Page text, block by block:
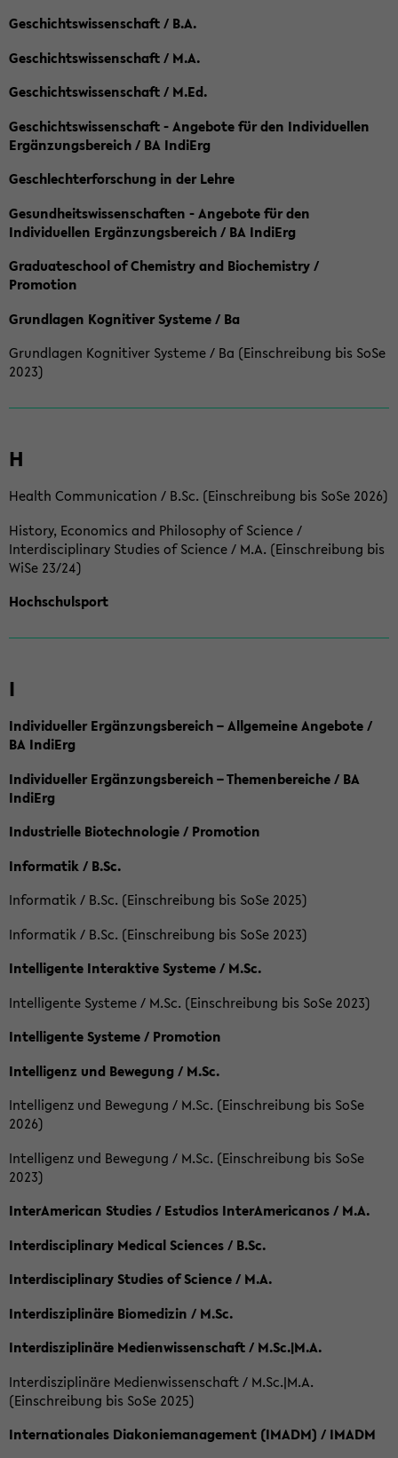
Geschichtswissenschaft / B.A.
Geschichtswissenschaft / M.A.
Geschichtswissenschaft / M.Ed.
Geschichtswissenschaft - Angebote für den Individuellen
Ergänzungsbereich / BA IndiErg
Geschlechterforschung in der Lehre
Gesundheitswissenschaften - Angebote für den
Individuellen Ergänzungsbereich / BA IndiErg
Graduateschool of Chemistry and Biochemistry /
Promotion
Grundlagen Kognitiver Systeme / Ba
Grundlagen Kognitiver Systeme / Ba (Einschreibung bis SoSe
2023)
H
Health Communication / B.Sc. (Einschreibung bis SoSe 2026)
History, Economics and Philosophy of Science /
Interdisciplinary Studies of Science / M.A. (Einschreibung bis
WiSe 23/24)
Hochschulsport
I
Individueller Ergänzungsbereich – Allgemeine Angebote /
BA IndiErg
Individueller Ergänzungsbereich – Themenbereiche / BA
IndiErg
Industrielle Biotechnologie / Promotion
Informatik / B.Sc.
Informatik / B.Sc. (Einschreibung bis SoSe 2025)
Informatik / B.Sc. (Einschreibung bis SoSe 2023)
Intelligente Interaktive Systeme / M.Sc.
Intelligente Systeme / M.Sc. (Einschreibung bis SoSe 2023)
Intelligente Systeme / Promotion
Intelligenz und Bewegung / M.Sc.
Intelligenz und Bewegung / M.Sc. (Einschreibung bis SoSe
2026)
Intelligenz und Bewegung / M.Sc. (Einschreibung bis SoSe
2023)
InterAmerican Studies / Estudios InterAmericanos / M.A.
Interdisciplinary Medical Sciences / B.Sc.
Interdisciplinary Studies of Science / M.A.
Interdisziplinäre Biomedizin / M.Sc.
Interdisziplinäre Medienwissenschaft / M.Sc.|M.A.
Interdisziplinäre Medienwissenschaft / M.Sc.|M.A.
(Einschreibung bis SoSe 2025)
Internationales Diakoniemanagement (IMADM) / IMADM